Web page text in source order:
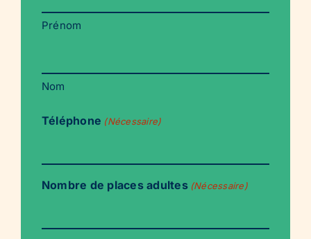
Prénom
Nom
Téléphone (Nécessaire)
Nombre de places adultes (Nécessaire)